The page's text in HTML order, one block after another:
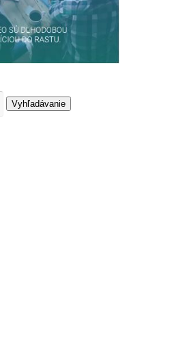
Vyhľadávanie